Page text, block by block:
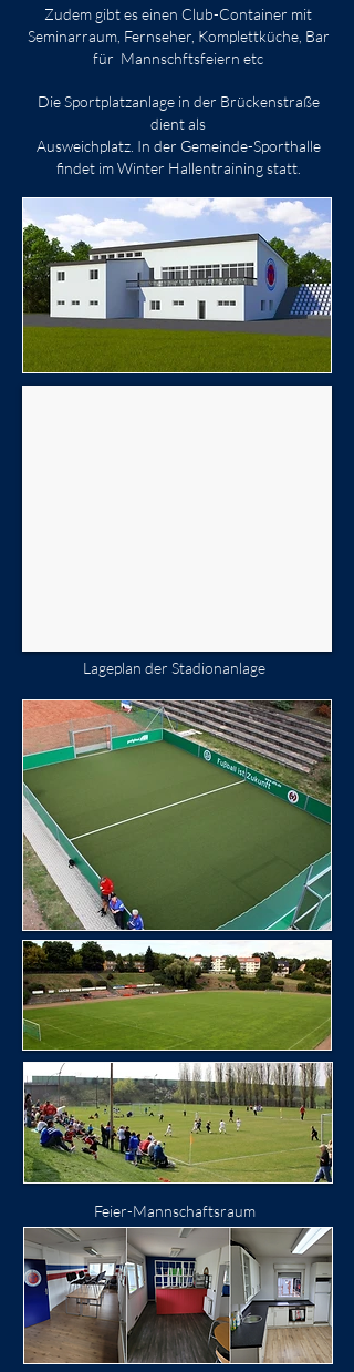
Zudem gibt es einen Club-Container mit
Seminarraum, Fernseher, Komplettküche, Bar
für Mannschftsfeiern etc
Die Sportplatzanlage in der Brückenstraße
dient als
Ausweichplatz. In der Gemeinde-Sporthalle
findet im Winter Hallentraining statt.
Lageplan der Stadionanlage
Feier-Mannschaftsraum